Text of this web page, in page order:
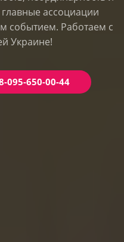
главные ассоциации
событием. Работаем с
Украине!
650-00-44